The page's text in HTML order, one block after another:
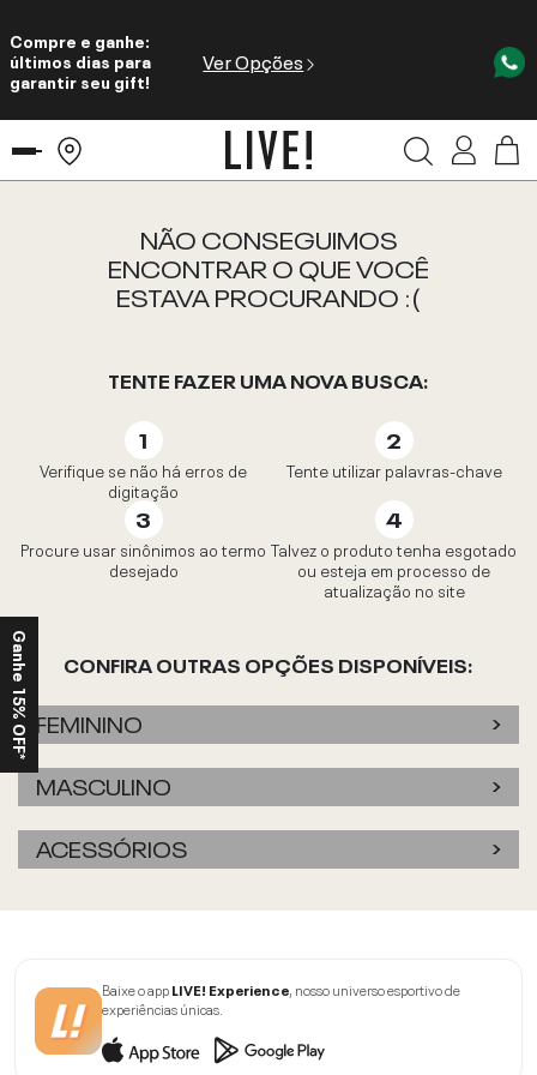
Compre e ganhe:
últimos dias para
garantir seu gift!
Ver Opções
NÃO CONSEGUIMOS
ENCONTRAR O QUE VOCÊ
ESTAVA PROCURANDO :(
TENTE FAZER UMA NOVA BUSCA:
Verifique se não há erros de
digitação
Tente utilizar palavras-chave
Procure usar sinônimos ao termo
desejado
Talvez o produto tenha esgotado
ou esteja em processo de
atualização no site
CONFIRA OUTRAS OPÇÕES DISPONÍVEIS:
FEMININO
MASCULINO
ACESSÓRIOS
Baixe o appLIVE! Experience, nosso universo esportivo de
experiências únicas.
Ganhe 15% OFF*